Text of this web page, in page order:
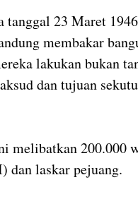
23 Maret
membakar
lakukan bukan
dan tujuan
melibatkan 200.000
dan laskar pejuang.